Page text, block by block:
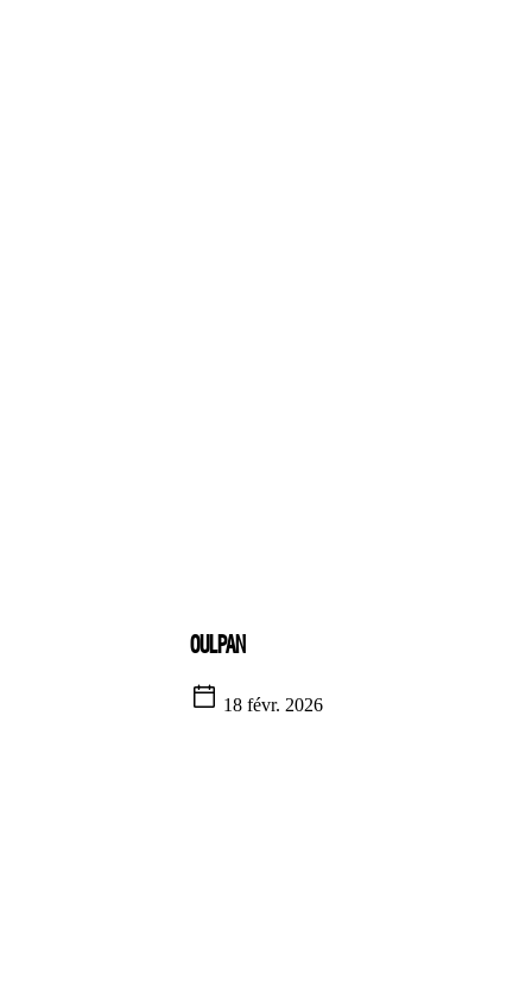
OULPAN
18 févr. 2026